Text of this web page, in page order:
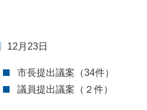
12月23日
市長提出議案（34件）
議員提出議案（２件）